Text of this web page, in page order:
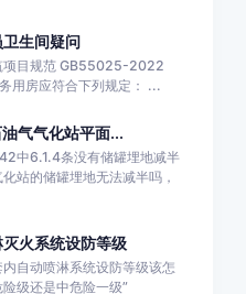
生间疑问
项目规范 GB55025-2022
用房应符合下列规定： ...
气气化站平面...
中6.1.4条没有储罐埋地减半
站的储罐埋地无法减半吗，
火系统设防等级
自动喷淋系统设防等级该怎
级还是中危险一级”